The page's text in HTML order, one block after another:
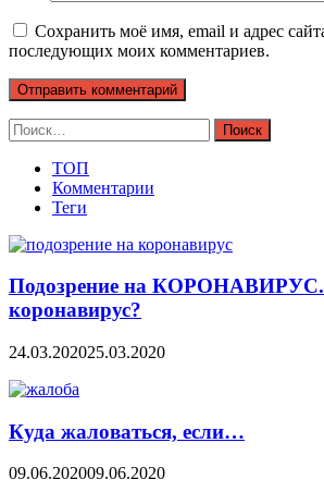
Сохранить моё имя, email и адрес
последующих моих комментариев.
Найти:
ТОП
Комментарии
Теги
Подозрение на КОРОНАВИРУС.
коронавирус?
24.03.202025.03.2020
Куда жаловаться, если…
09.06.202009.06.2020